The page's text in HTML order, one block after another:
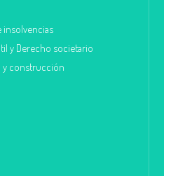
insolvencias
y Derecho societario
y construcción